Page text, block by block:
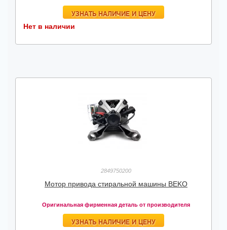
УЗНАТЬ НАЛИЧИЕ И ЦЕНУ
Нет в наличии
2849750200
Мотор привода стиральной машины BEKO
Оригинальная фирменная деталь от производителя
УЗНАТЬ НАЛИЧИЕ И ЦЕНУ